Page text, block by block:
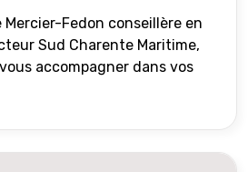
Fedon conseillère en
Sud Charente Maritime,
accompagner dans vos